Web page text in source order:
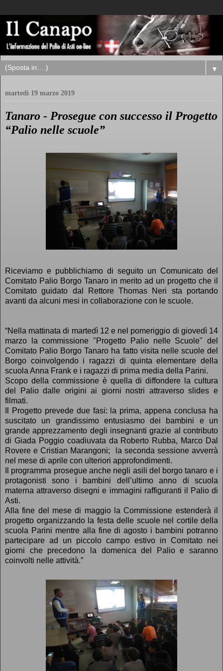
▼
martedì 19 marzo 2019
Tanaro - Prosegue con successo il Progetto
“Palio nelle scuole”
Riceviamo e pubblichiamo di seguito un Comunicato del
Comitato Palio Borgo Tanaro in merito ad un progetto che il
Comitato guidato dal Rettore Thomas Neri sta portando
avanti da alcuni mesi in collaborazione con le scuole.
“Nella mattinata di martedì 12 e nel pomeriggio di giovedì 14
marzo la commissione "Progetto Palio nelle Scuole" del
Comitato Palio Borgo Tanaro ha fatto visita nelle scuole del
Borgo coinvolgendo i ragazzi di quinta elementare della
scuola Anna Frank e i ragazzi di prima media della Parini.
Scopo della commissione è quella di diffondere la cultura
del Palio dalle origini ai giorni nostri attraverso slides e
filmati.
Il Progetto prevede due fasi: la prima, appena conclusa ha
suscitato un grandissimo entusiasmo dei bambini e un
grande apprezzamento degli insegnanti grazie al contributo
di Giada Poggio coadiuvata da Roberto Rubba, Marco Dal
Rovere e Cristian Marangoni; la seconda sessione avverrà
nel mese di aprile con ulteriori approfondimenti.
Il programma prosegue anche negli asili del borgo tanaro e i
protagonisti sono i bambini dell’ultimo anno di scuola
materna attraverso disegni e immagini raffiguranti il Palio di
Asti.
Alla fine del mese di maggio la Commissione estenderà il
progetto organizzando la festa delle scuole nel cortile della
scuola Parini mentre alla fine di agosto i bambini potranno
partecipare ad un piccolo campo estivo in Comitato nei
giorni che precedono la domenica del Palio e saranno
coinvolti nelle attività.”